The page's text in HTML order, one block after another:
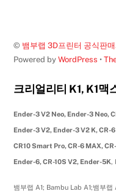
© 뱀부랩 3D프린터 공식판
Powered byWordPress •
크리얼리티 K1, K1맥
Ender-3 V2 Neo, Ender-3 Neo,
Ender-3 V2, Ender-3 V2 K, CR-
CR10 Smart Pro, CR-6 MAX,
Ender-6, CR-10S V2, Ender-5K,
뱀부랩 A1; Bambu Lab A1;뱀부랩